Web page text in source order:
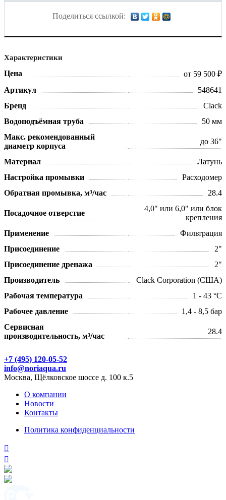
Поделиться ссылкой:
Характеристики
Цена
от 59 500 ₽
Артикул
548641
Бренд
Clack
Водоподъёмная труба
50 мм
Макс. рекомендованный
диаметр корпуса
до 36"
Материал
Латунь
Настройка промывки
Расходомер
Обратная промывка, м³/час
28.4
Посадочное отверстие
4,0" или 6,0" или блок
крепления
Применение
Фильтрация
Присоединение
2"
Присоединение дренажа
2"
Производитель
Clack Corporation (США)
Рабочая температура
1 - 43 °С
Рабочее давление
1,4 - 8,5 бар
Сервисная
производительность, м³/час
28.4
+7 (495) 120-05-52
info@noriaqua.ru
Москва, Щёлковское шоссе д. 100 к.5
О компании
Новости
Контакты
Политика конфиденциальности